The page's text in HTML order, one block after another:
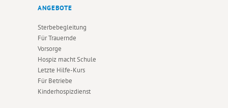
ANGEBOTE
Sterbebegleitung
Für Trauernde
Vorsorge
Hospiz macht Schule
Letzte Hilfe-Kurs
Für Betriebe
Kinderhospizdienst